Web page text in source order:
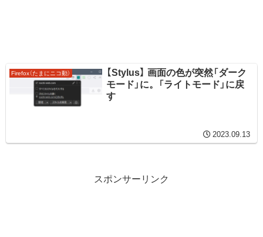
Firefox（たまにニコ動）
【Stylus】 画面の色が突然「ダーク
モード」に。「ライトモード」に戻
す
2023.09.13
スポンサーリンク